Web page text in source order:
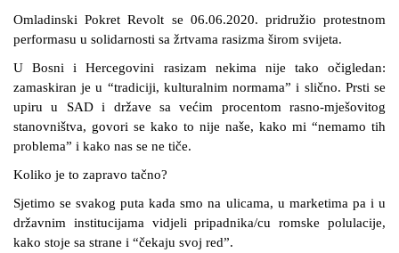
Omladinski Pokret Revolt se 06.06.2020. pridružio protestnom
performasu u solidarnosti sa žrtvama rasizma širom svijeta.
U Bosni i Hercegovini rasizam nekima nije tako očigledan:
zamaskiran je u “tradiciji, kulturalnim normama” i slično. Prsti se
upiru u SAD i države sa većim procentom rasno-mješovitog
stanovništva, govori se kako to nije naše, kako mi “nemamo tih
problema” i kako nas se ne tiče.
Koliko je to zapravo tačno?
Sjetimo se svakog puta kada smo na ulicama, u marketima pa i u
državnim institucijama vidjeli pripadnika/cu romske polulacije,
kako stoje sa strane i “čekaju svoj red”.